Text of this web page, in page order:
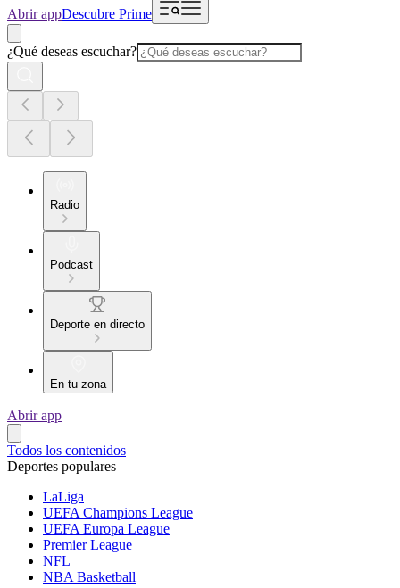
Abrir appDescubre Prime
¿Qué deseas escuchar?
Radio
Podcast
Deporte en directo
En tu zona
Abrir app
Todos los contenidos
Deportes populares
LaLiga
UEFA Champions League
UEFA Europa League
Premier League
NFL
NBA Basketball